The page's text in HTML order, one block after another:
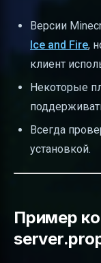
Версии
Ice and Fire,
клиент
Некоторые
Всегда
установкой.
Пример